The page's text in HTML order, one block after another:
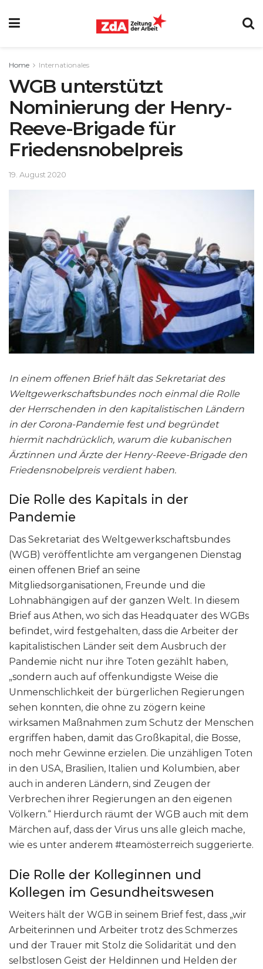
Home Internationales
WGB unterstützt
Nominierung der Henry-
Reeve-Brigade für
Friedensnobelpreis
19. August 2020
In einem offenen Brief hält das Sekretariat des
Weltgewerkschaftsbundes noch einmal die Rolle
der Herrschenden in den kapitalistischen Ländern
in der Corona-Pandemie fest und begründet
hiermit nachdrücklich, warum die kubanischen
Ärztinnen und Ärzte der Henry-Reeve-Brigade den
Friedensnobelpreis verdient haben.
Die Rolle des Kapitals in der
Pandemie
Das Sekretariat des Weltgewerkschaftsbundes
(WGB) veröffentlichte am vergangenen Dienstag
einen offenen Brief an seine
Mitgliedsorganisationen, Freunde und die
Lohnabhängigen auf der ganzen Welt. In diesem
Brief aus Athen, wo sich das Headquater des WGBs
befindet, wird festgehalten, dass die Arbeiter der
kapitalistischen Länder seit dem Ausbruch der
Pandemie nicht nur ihre Toten gezählt haben,
„sondern auch auf offenkundigste Weise die
Unmenschlichkeit der bürgerlichen Regierungen
sehen konnten, die ohne zu zögern keine
wirksamen Maßnahmen zum Schutz der Menschen
ergriffen haben, damit das Großkapital, die Bosse,
noch mehr Gewinne erzielen. Die unzähligen Toten
in den USA, Brasilien, Italien und Kolumbien, aber
auch in anderen Ländern, sind Zeugen der
Verbrechen ihrer Regierungen an den eigenen
Völkern.“ Hierdurch räumt der WGB auch mit dem
Märchen auf, dass der Virus uns alle gleich mache,
wie es unter anderem #teamösterreich suggerierte.
Die Rolle der Kolleginnen und
Kollegen im Gesundheitswesen
Weiters hält der WGB in seinem Brief fest, dass „wir
Arbeiterinnen und Arbeiter trotz des Schmerzes
und der Trauer mit Stolz die Solidarität und den
selbstlosen Geist der Heldinnen und Helden der